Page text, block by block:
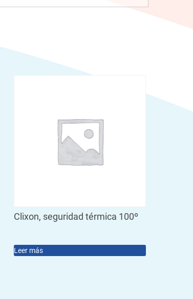
Clixon, seguridad térmica 100º
Leer más